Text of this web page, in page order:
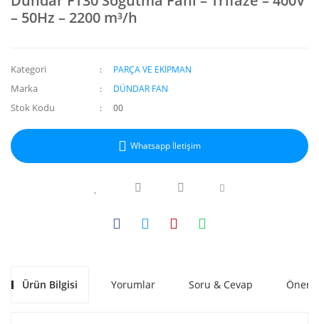
– 50Hz – 2200 m³/h
Kategori PARÇA VE EKİPMAN
Marka DÜNDAR FAN
Stok Kodu 00
Whatsapp İletişim
Ürün Bilgisi Yorumlar Soru & Cevap